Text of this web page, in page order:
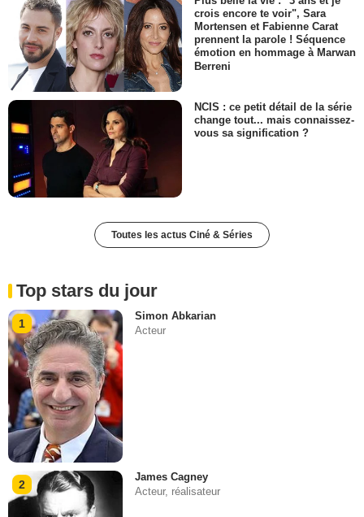
crois encore te voir", Sara
Mortensen et Fabienne Carat
prennent la parole ! Séquence
émotion en hommage à Marwan
Berreni
NCIS : ce petit détail de la série
change tout... mais connaissez-
vous sa signification ?
Toutes les actus Ciné & Séries
Top stars du jour
1
Simon Abkarian
Acteur
2
James Cagney
Acteur, réalisateur